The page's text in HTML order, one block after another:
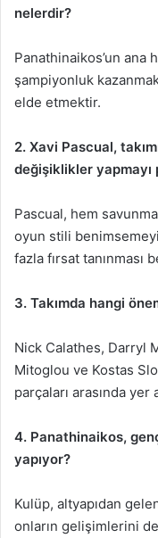
nelerdir?
Panathinaikos’un ana
şampiyonluk
elde etmektir.
2. Xavi Pascual,
değişiklikler yapmayı
Pascual, hem
oyun stili
fazla fırsat tanınması
3. Takımda hangi
Nick Calathes, Darryl
Mitoglou ve Kostas
parçaları arasında yer
4. Panathinaikos,
yapıyor?
Kulüp, altyapıdan
onların gelişimlerini